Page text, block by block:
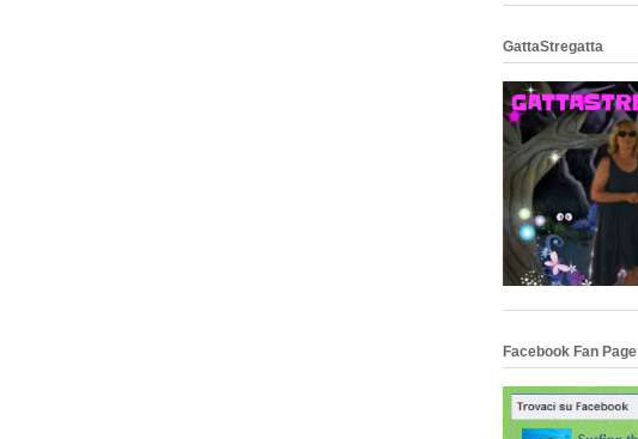
GattaStregatta
Facebook Fan Page